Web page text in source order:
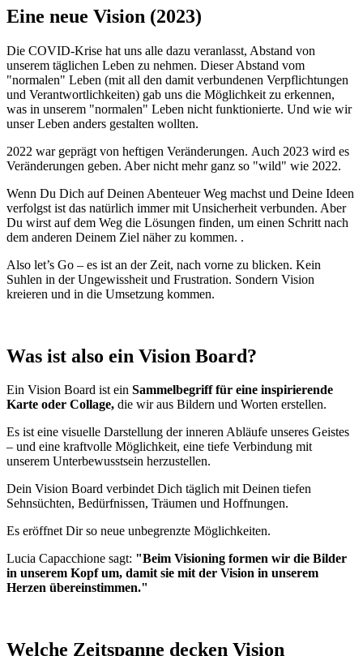
Eine neue Vision (2023)
Die COVID-Krise hat uns alle dazu veranlasst, Abstand von
unserem täglichen Leben zu nehmen. Dieser Abstand vom
"normalen" Leben (mit all den damit verbundenen Verpflichtungen
und Verantwortlichkeiten) gab uns die Möglichkeit zu erkennen,
was in unserem "normalen" Leben nicht funktionierte. Und wie wir
unser Leben anders gestalten wollten.
2022 war geprägt von heftigen Veränderungen. Auch 2023 wird es
Veränderungen geben. Aber nicht mehr ganz so "wild" wie 2022.
Wenn Du Dich auf Deinen Abenteuer Weg machst und Deine Ideen
verfolgst ist das natürlich immer mit Unsicherheit verbunden. Aber
Du wirst auf dem Weg die Lösungen finden, um einen Schritt nach
dem anderen Deinem Ziel näher zu kommen. .
Also let’s Go – es ist an der Zeit, nach vorne zu blicken. Kein
Suhlen in der Ungewissheit und Frustration. Sondern Vision
kreieren und in die Umsetzung kommen.
Was ist also ein Vision Board?
Ein Vision Board ist ein Sammelbegriff für eine inspirierende
Karte oder Collage, die wir aus Bildern und Worten erstellen.
Es ist eine visuelle Darstellung der inneren Abläufe unseres Geistes
– und eine kraftvolle Möglichkeit, eine tiefe Verbindung mit
unserem Unterbewusstsein herzustellen.
Dein Vision Board verbindet Dich täglich mit Deinen tiefen
Sehnsüchten, Bedürfnissen, Träumen und Hoffnungen.
Es eröffnet Dir so neue unbegrenzte Möglichkeiten.
Lucia Capacchione sagt: "Beim Visioning formen wir die Bilder
in unserem Kopf um, damit sie mit der Vision in unserem
Herzen übereinstimmen."
Welche Zeitspanne decken Vision